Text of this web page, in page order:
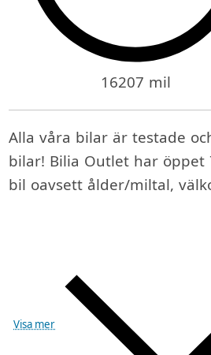
16207 mil
Alla våra bilar är testade
bilar! Bilia Outlet har öppet
bil oavsett ålder/miltal,
Visa mer